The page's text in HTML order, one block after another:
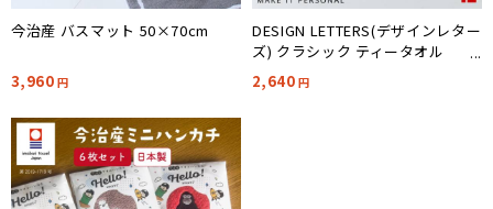
今治産 バスマット 50×70cm
3,960円
DESIGN LETTERS(デザインレター
ズ) クラシック ティータオル
40x60cm 同色2枚組 9色対応
2,640円